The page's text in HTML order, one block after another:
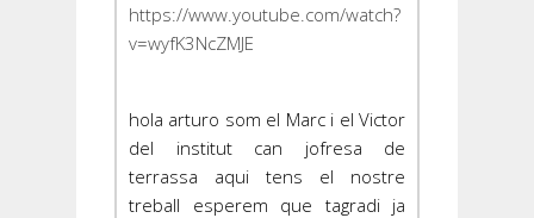
https://www.youtube.com/watch?
v=wyfK3NcZMJE
hola arturo som el Marc i el Victor
del institut can jofresa de
terrassa aqui tens el nostre
treball esperem que tagradi ja